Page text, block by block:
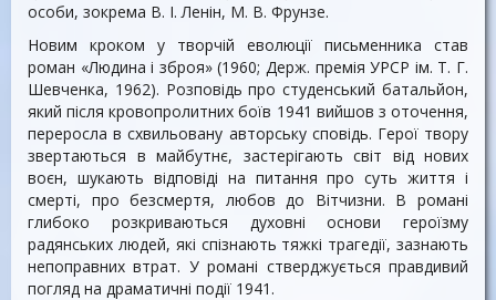
особи, зокрема В. І. Ленін, М. В. Фрунзе.
Новим кроком у творчій еволюції письменника став
роман «Людина і зброя» (1960; Держ. премія УРСР ім. Т. Г.
Шевченка, 1962). Розповідь про студенський батальйон,
який після кровопролитних боїв 1941 вийшов з оточення,
переросла в схвильовану авторську сповідь. Герої твору
звертаються в майбутнє, застерігають світ від нових
воєн, шукають відповіді на питання про суть життя і
смерті, про безсмертя, любов до Вітчизни. В романі
глибоко розкриваються духовні основи героїзму
радянських людей, які спізнають тяжкі трагедії, зазнають
непоправних втрат. У романі стверджується правдивий
погляд на драматичні події 1941.